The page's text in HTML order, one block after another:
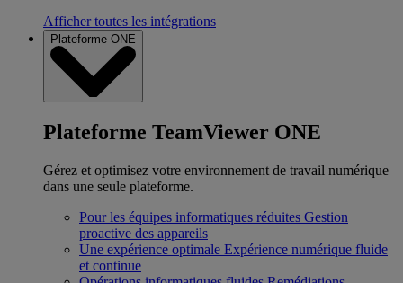
Afficher toutes les intégrations
Plateforme ONE
Plateforme TeamViewer ONE
Gérez et optimisez votre environnement de travail numérique
dans une seule plateforme.
Pour les équipes informatiques réduites Gestion
proactive des appareils
Une expérience optimale Expérience numérique fluide
et continue